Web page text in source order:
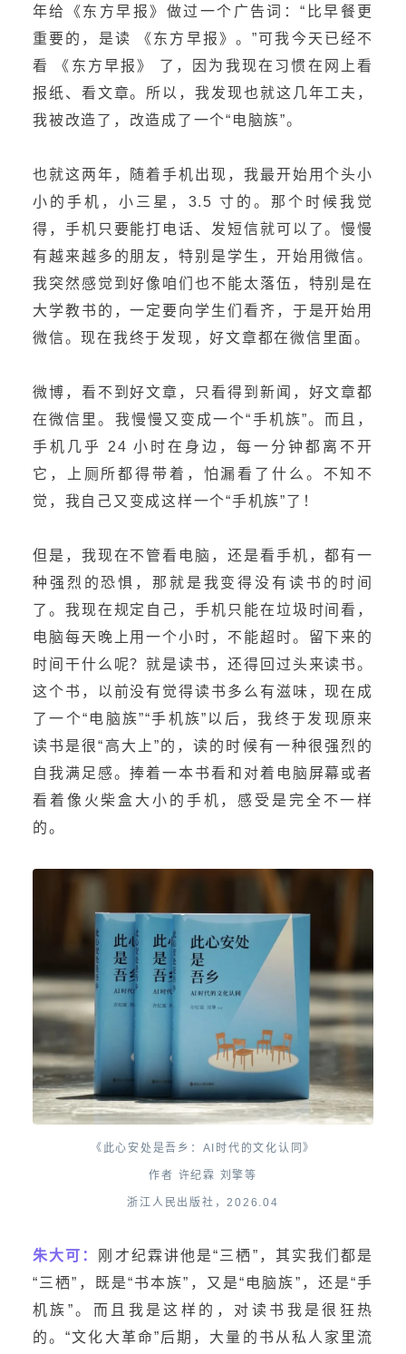
年给《东方早报》做过一个广告词：“比早餐更
重要的，是读 《东方早报》。”可我今天已经不
看 《东方早报》 了，因为我现在习惯在网上看
报纸、看文章。所以，我发现也就这几年工夫，
我被改造了，改造成了一个“电脑族”。
也就这两年，随着手机出现，我最开始用个头小
小的手机，小三星，3.5 寸的。那个时候我觉
得，手机只要能打电话、发短信就可以了。慢慢
有越来越多的朋友，特别是学生，开始用微信。
我突然感觉到好像咱们也不能太落伍，特别是在
大学教书的，一定要向学生们看齐，于是开始用
微信。现在我终于发现，好文章都在微信里面。
微博，看不到好文章，只看得到新闻，好文章都
在微信里。我慢慢又变成一个“手机族”。而且，
手机几乎 24 小时在身边，每一分钟都离不开
它，上厕所都得带着，怕漏看了什么。不知不
觉，我自己又变成这样一个“手机族”了！
但是，我现在不管看电脑，还是看手机，都有一
种强烈的恐惧，那就是我变得没有读书的时间
了。我现在规定自己，手机只能在垃圾时间看，
电脑每天晚上用一个小时，不能超时。留下来的
时间干什么呢？就是读书，还得回过头来读书。
这个书，以前没有觉得读书多么有滋味，现在成
了一个“电脑族”“手机族”以后，我终于发现原来
读书是很“高大上”的，读的时候有一种很强烈的
自我满足感。捧着一本书看和对着电脑屏幕或者
看着像火柴盒大小的手机，感受是完全不一样
的。
《此心安处是吾乡：AI时代的文化认同》
作者 许纪霖 刘擎等
浙江人民出版社，2026.04
朱大可： 刚才纪霖讲他是“三栖”，其实我们都是
“三栖”，既是“书本族”，又是“电脑族”，还是“手
机族”。而且我是这样的，对读书我是很狂热
的。“文化大革命”后期，大量的书从私人家里流